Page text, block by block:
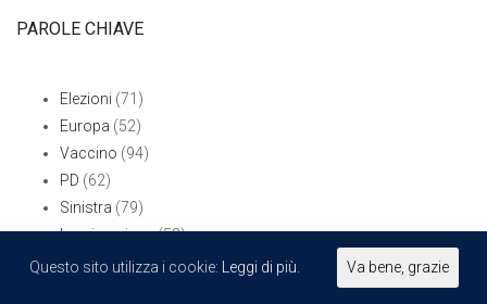
PAROLE CHIAVE
Elezioni (71)
Europa (52)
Vaccino (94)
PD (62)
Sinistra (79)
Immigrazione(53)
Questo sito utilizza i cookie: Leggi di più. Va bene, grazie